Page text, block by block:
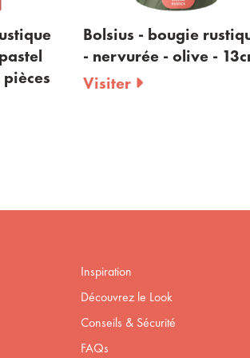
rustique
- olive - 13cm
Bolsius -
- nervurée -
Inspiration
Découvrez le Look
Conseils & Sécurité
FAQs